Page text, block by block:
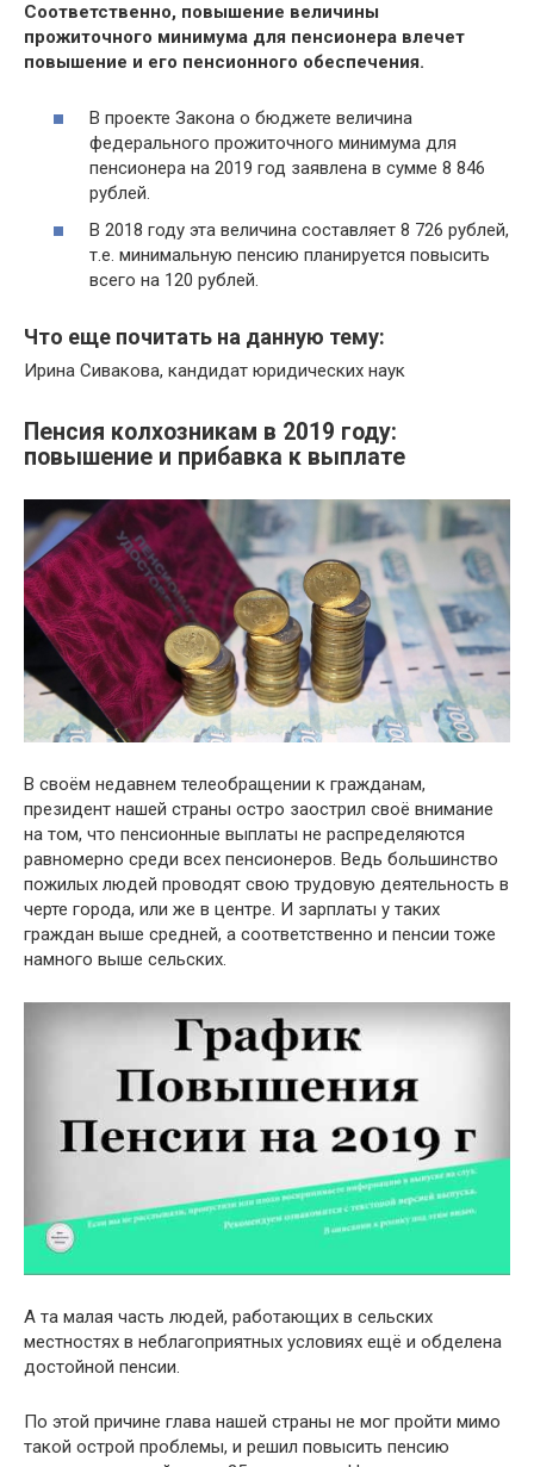
Соответственно, повышение величины
прожиточного минимума для пенсионера влечет
повышение и его пенсионного обеспечения.
В проекте Закона о бюджете величина
федерального прожиточного минимума для
пенсионера на 2019 год заявлена в сумме 8 846
рублей.
В 2018 году эта величина составляет 8 726 рублей,
т.е. минимальную пенсию планируется повысить
всего на 120 рублей.
Что еще почитать на данную тему:
Ирина Сивакова, кандидат юридических наук
Пенсия колхозникам в 2019 году:
повышение и прибавка к выплате
В своём недавнем телеобращении к гражданам,
президент нашей страны остро заострил своё внимание
на том, что пенсионные выплаты не распределяются
равномерно среди всех пенсионеров. Ведь большинство
пожилых людей проводят свою трудовую деятельность в
черте города, или же в центре. И зарплаты у таких
граждан выше средней, а соответственно и пенсии тоже
намного выше сельских.
А та малая часть людей, работающих в сельских
местностях в неблагоприятных условиях ещё и обделена
достойной пенсии.
По этой причине глава нашей страны не мог пройти мимо
такой острой проблемы, и решил повысить пенсию